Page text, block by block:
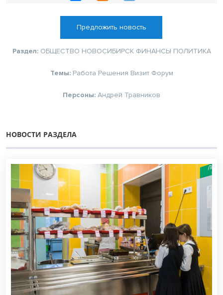
Предложить новость
Раздел: ОБЩЕСТВО НОВОСИБИРСК ФИНАНСЫ ПОЛИТИКА
Темы: Работа Решения Визит Форум
Персоны: Андрей Травников
НОВОСТИ РАЗДЕЛА